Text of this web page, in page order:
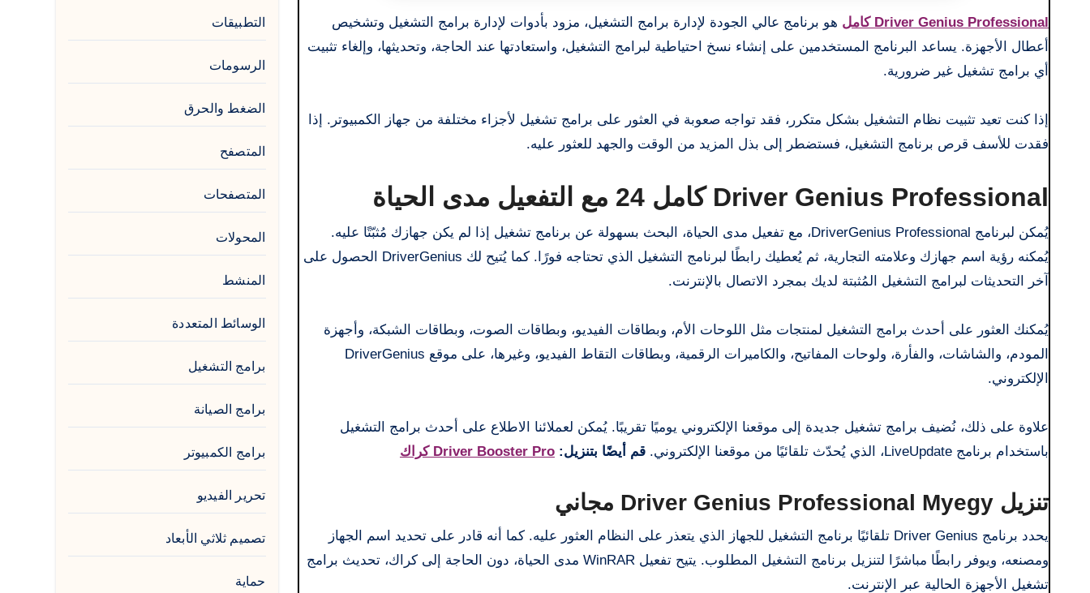
Driver Genius Professional كامل
هو برنامج عالي الجودة لإدارة برامج التشغيل، مزود بأدوات لإدارة برامج التشغيل وتشخيص
أعطال الأجهزة. يساعد البرنامج المستخدمين على إنشاء نسخ احتياطية لبرامج التشغيل، واستعادتها عند الحاجة، وتحديثها، وإلغاء تثبيت
أي برامج تشغيل غير ضرورية.
إذا كنت تعيد تثبيت نظام التشغيل بشكل متكرر، فقد تواجه صعوبة في العثور على برامج تشغيل لأجزاء مختلفة من جهاز الكمبيوتر. إذا
فقدت للأسف قرص برنامج التشغيل، فستضطر إلى بذل المزيد من الوقت والجهد للعثور عليه.
Driver Genius Professional كامل
يُمكن لبرنامج DriverGenius Professional، مع تفعيل مدى الحياة، البحث بسهولة عن برنامج تشغيل إذا لم يكن جهازك مُثبّتًا عليه.
يُمكنه رؤية اسم جهازك وعلامته التجارية، ثم يُعطيك رابطًا لبرنامج التشغيل الذي تحتاجه فورًا. كما يُتيح لك DriverGenius الحصول على
آخر التحديثات لبرامج التشغيل المُثبتة لديك بمجرد الاتصال بالإنترنت.
يُمكنك العثور على أحدث برامج التشغيل لمنتجات مثل اللوحات الأم، وبطاقات الفيديو، وبطاقات الصوت، وبطاقات الشبكة، وأجهزة
المودم، والشاشات، والفأرة، ولوحات المفاتيح، والكاميرات الرقمية، وبطاقات التقاط الفيديو، وغيرها، على موقع DriverGenius
الإلكتروني.
علاوة على ذلك، نُضيف برامج تشغيل جديدة إلى موقعنا الإلكتروني يوميًا تقريبًا. يُمكن لعملائنا الاطلاع على أحدث برامج التشغيل
باستخدام برنامج LiveUpdate، الذي يُحدّث تلقائيًا من موقعنا الإلكتروني.
قم أيضًا بتنزيل: Driver Booster Pro كراك
تنزيل Driver Genius Professional Myegy مجاني
يحدد برنامج Driver Genius تلقائيًا برنامج التشغيل للجهاز الذي يتعذر على النظام العثور عليه. كما أنه قادر على تحديد اسم الجهاز
ومصنعه، ويوفر رابطًا مباشرًا لتنزيل برنامج التشغيل المطلوب. يتيح تفعيل WinRAR مدى الحياة، دون الحاجة إلى كراك، تحديث برامج
تشغيل الأجهزة الحالية عبر الإنترنت.
التطبيقات
الرسومات
الضغط والحرق
المتصفح
المتصفحات
المحولات
المنشط
الوسائط المتعددة
برامج التشغيل
برامج الصيانة
برامج الكمبيوتر
تحرير الفيديو
تصميم ثلاثي الأبعاد
حماية